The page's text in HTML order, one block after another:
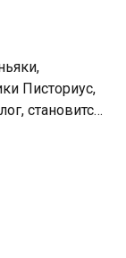
Писториус,
становится
полиции
мне
в